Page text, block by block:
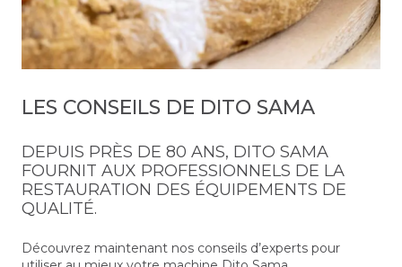
LES CONSEILS DE DITO SAMA
DEPUIS PRÈS DE 80 ANS, DITO SAMA
FOURNIT AUX PROFESSIONNELS DE LA
RESTAURATION DES ÉQUIPEMENTS DE
QUALITÉ.
Découvrez maintenant nos conseils d’experts pour